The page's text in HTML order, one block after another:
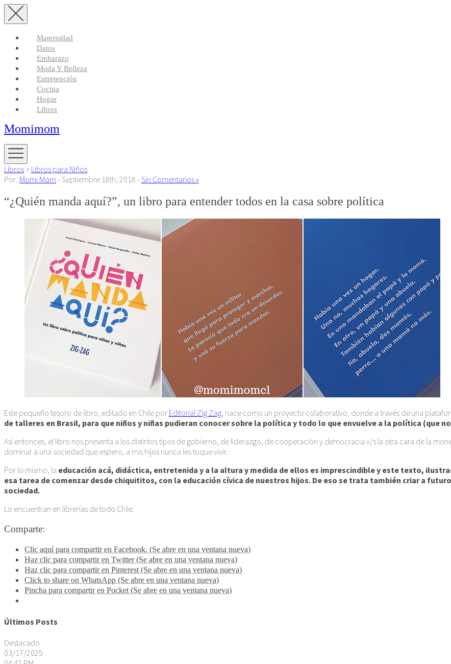
Maternidad
Datos
Embarazo
Moda Y Belleza
Entretención
Cocina
Hogar
Libros
Momimom
Libros > Libros para Niños
Por: Momi Mom - Septiembre 18th, 2018 - Sin Comentarios »
“¿Quién manda aquí?”, un libro para entender todos en la casa sobre política
Este pequeño tesoro de libro, editado en Chile por Editorial Zig Zag , nace como un proyecto colaborativo, donde a través de una
de talleres en Brasil, para que niños y niñas pudieran conocer sobre la política y todo lo que envuelve a la política (que
Así entonces, el libro nos presenta a los distintos tipos de gobierno, de liderazgo, de cooperación y democracia v/s la otra cara de la
dominar a una sociedad que espero, a mis hijos nunca les toque vivir.
Por lo mismo, la educación acá, didáctica, entretenida y a la altura y medida de ellos es imprescindible y este texto,
esa tarea de comenzar desde chiquititos, con la educación cívica de nuestros hijos. De eso se trata también criar a
sociedad.
Lo encuentran en librerías de todo Chile.
Comparte:
Clic aquí para compartir en Facebook. (Se abre en una ventana nueva)
Haz clic para compartir en Twitter (Se abre en una ventana nueva)
Haz clic para compartir en Pinterest (Se abre en una ventana nueva)
Click to share on WhatsApp (Se abre en una ventana nueva)
Pincha para compartir en Pocket (Se abre en una ventana nueva)
Últimos Posts
Destacado
03/17/2025